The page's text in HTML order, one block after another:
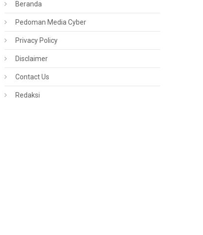
Beranda
Pedoman Media Cyber
Privacy Policy
Disclaimer
Contact Us
Redaksi